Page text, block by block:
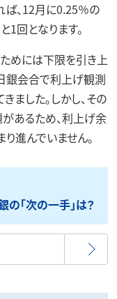
ば、12月に0.25％の
1回となります。
めには下限を引き上
銀会合で利上げ観測
ました。しかし、その
あるため、利上げ余
進んでいません。
「次の一手」は？